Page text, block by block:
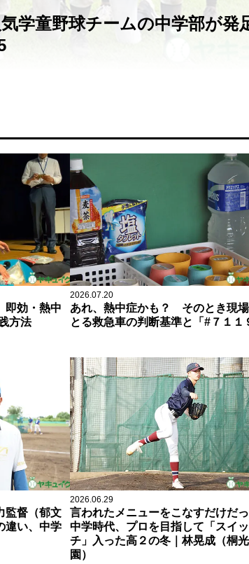
学童野球チームの中学部が発
即効・熱中
方法
2026.07.20
あれ、熱中症かも？ そのとき現
とる救急車の判断基準と「#７１１
監督（郁文
違い、中学
2026.06.29
言われたメニューをこなすだけだ
中学時代、プロを目指して「スイッ
チ」入った高２の冬｜林晃成（桐
園）